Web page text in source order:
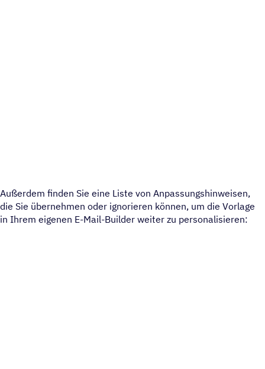
Außerdem finden Sie eine Liste von Anpassungshinweisen,
die Sie übernehmen oder ignorieren können, um die Vorlage
in Ihrem eigenen E-Mail-Builder weiter zu personalisieren: